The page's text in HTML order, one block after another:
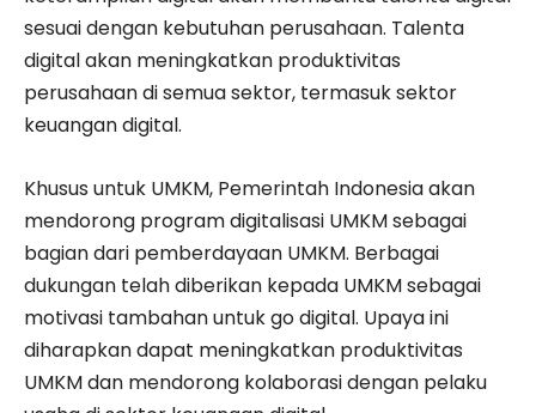
sesuai dengan kebutuhan perusahaan. Talenta
digital akan meningkatkan produktivitas
perusahaan di semua sektor, termasuk sektor
keuangan digital.
Khusus untuk UMKM, Pemerintah Indonesia akan
mendorong program digitalisasi UMKM sebagai
bagian dari pemberdayaan UMKM. Berbagai
dukungan telah diberikan kepada UMKM sebagai
motivasi tambahan untuk go digital. Upaya ini
diharapkan dapat meningkatkan produktivitas
UMKM dan mendorong kolaborasi dengan pelaku